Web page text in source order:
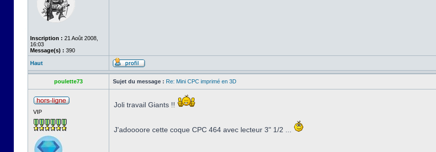
Inscription : 21 Août 2008,
16:03
Message(s) : 390
Haut
poulette73 Sujet du message : Re: Mini CPC imprimé en 3D
VIP
Joli travail Giants !!
J'adoooore cette coque CPC 464 avec lecteur 3" 1/2 ...